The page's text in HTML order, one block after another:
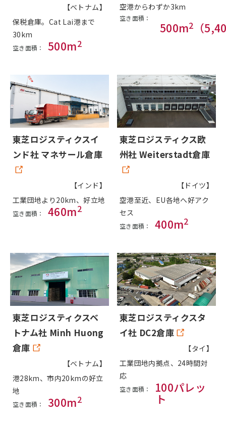
【ベトナム】
保税倉庫。Cat Lai港まで
30km
空き面積： 500m2
空港からわずか3km
空き面積：
500m2 （
東芝ロジスティクスイ
ンド社 マネサール倉庫
【インド】
工業団地より20km、好立地
空き面積： 460m2
東芝ロジスティクス欧
州社 Weiterstadt倉庫
【ドイツ】
空港至近、EU各地へ好アク
セス
空き面積： 400m2
東芝ロジスティクスベ
トナム社 Minh Huong
倉庫
【ベトナム】
港28km、市内20kmの好立
地
空き面積： 300m2
東芝ロジスティクスタ
イ社 DC2倉庫
【タイ】
工業団地内拠点、24時間対
応
空き面積： 100パレッ
ト